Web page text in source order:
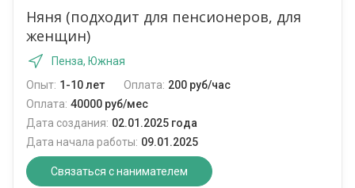
Няня (подходит для пенсионеров, для
женщин)
Пенза, Южная
Опыт: 1-10 лет Оплата: 200 руб/час
Оплата: 40000 руб/мес
Дата создания: 02.01.2025 года
Дата начала работы: 09.01.2025
Связаться с нанимателем